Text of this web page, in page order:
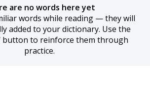
are no words here yet
words while reading — they will
added to your dictionary. Use the
button to reinforce them through
practice.